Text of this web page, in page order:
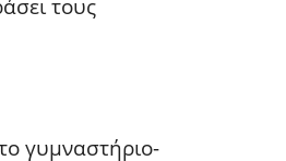
τους
γυμναστήριο-